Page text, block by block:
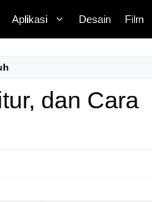
Aplikasi Desain Film
dan Cara